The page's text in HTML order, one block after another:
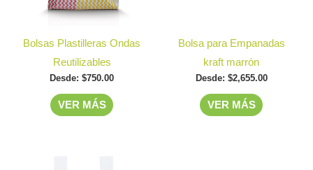
Bolsas Plastilleras Ondas
Reutilizables
Desde: $750.00
VER MÁS
opciones
pueden
la
Bolsa para Empanadas
kraft marrón
Desde: $2,655.00
VER MÁS
pueden
la